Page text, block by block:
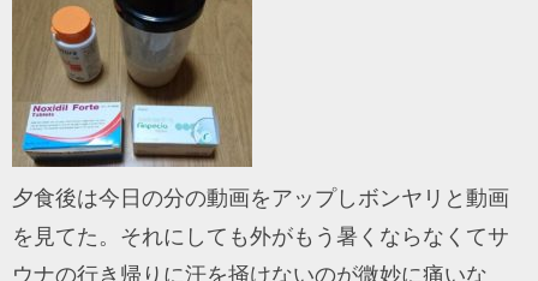
夕食後は今日の分の動画をアップしボンヤリと動画
を見てた。それにしても外がもう暑くならなくてサ
ウナの行き帰りに汗を掻けないのが微妙に痛いな